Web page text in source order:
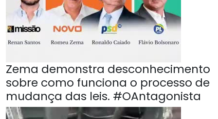
Zema demonstra desconhecimento
sobre como funciona o processo de
mudança das leis. #OAntagonista